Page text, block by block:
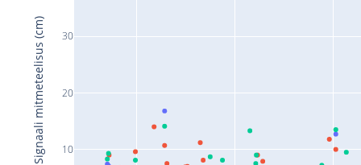
10
20
30
Signaali mitmeteelisus (cm)